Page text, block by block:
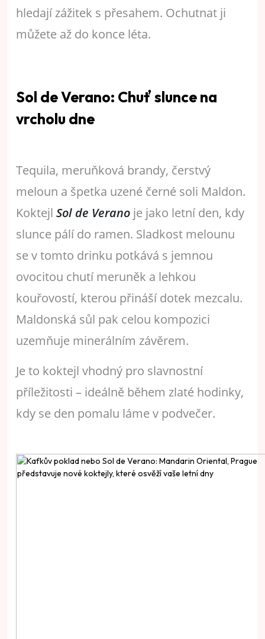
hledají zážitek s přesahem. Ochutnat ji
můžete až do konce léta.
Sol de Verano: Chuť slunce na
vrcholu dne
Tequila, meruňková brandy, čerstvý
meloun a špetka uzené černé soli Maldon.
Koktejl Sol de Verano je jako letní den, kdy
slunce pálí do ramen. Sladkost melounu
se v tomto drinku potkává s jemnou
ovocitou chutí meruněk a lehkou
kouřovostí, kterou přináší dotek mezcalu.
Maldonská sůl pak celou kompozici
uzemňuje minerálním závěrem.
Je to koktejl vhodný pro slavnostní
příležitosti – ideálně během zlaté hodinky,
kdy se den pomalu láme v podvečer.